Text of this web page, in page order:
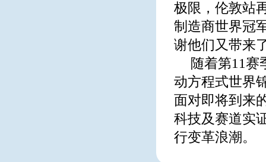
极限，伦敦站
制造商世界冠
谢他们又带来
随着第11赛
动方程式世界
面对即将到来
科技及赛道实
行变革浪潮。